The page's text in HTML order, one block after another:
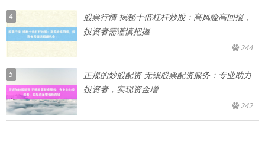
4
股票行情 揭秘十倍杠杆炒股：高风险高回报，
投资者需谨慎把握
244
5
正规的炒股配资 无锡股票配资服务：专业助力
投资者，实现资金增
242